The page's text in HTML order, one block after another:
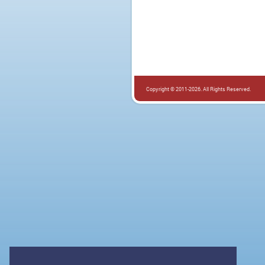
Copyright © 2011-2026. All Rights Reserved.